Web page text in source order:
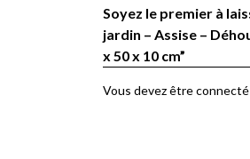
Soyez le premier à
jardin – Assise –
x 50 x 10 cm”
Vous devez êtreconnecté